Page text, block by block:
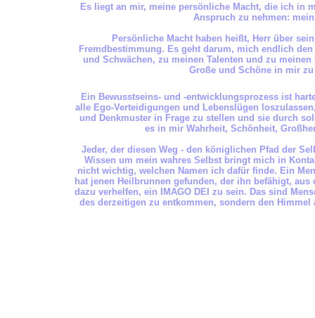
Es liegt an mir, meine persönliche Macht, die ich in
Anspruch zu nehmen:
Persönliche Macht haben heißt, Herr über
Fremdbestimmung. Es geht darum, mich endlich
und Schwächen, zu meinen Talenten und zu
Große und Schöne in mir
Ein Bewusstseins- und -entwicklungsprozess ist
alle Ego-Verteidigungen und Lebenslügen
und Denkmuster in Frage zu stellen und sie durch
es in mir Wahrheit, Schönheit,
Jeder, der diesen Weg - den königlichen Pfad der
Wissen um mein wahres Selbst bringt mich in
nicht wichtig, welchen Namen ich dafür finde. Ein
hat jenen Heilbrunnen gefunden, der ihn befähigt,
dazu verhelfen, ein IMAGO DEI zu sein. Das sind
des derzeitigen zu entkommen, sondern den